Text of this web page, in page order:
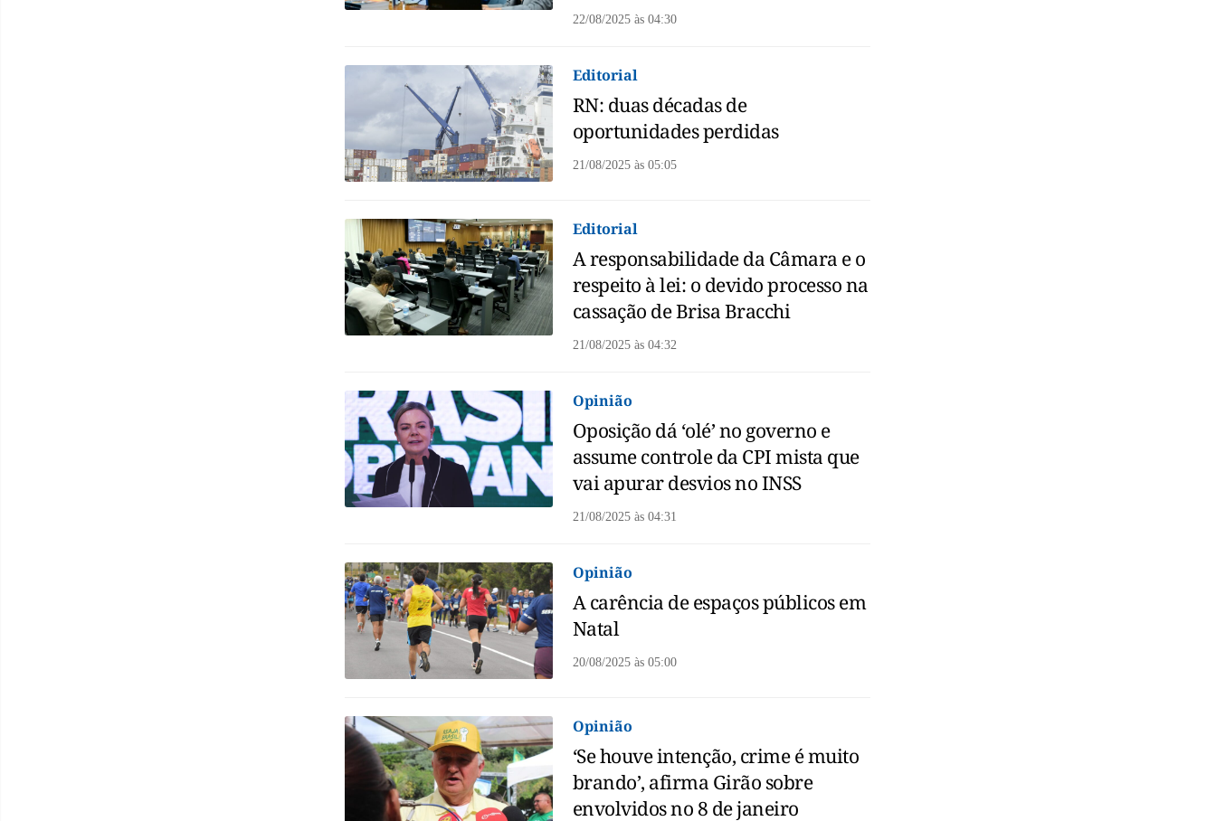
22/08/2025 às04:30
Editorial
RN: duas décadas de
oportunidades perdidas
21/08/2025 às05:05
Editorial
A responsabilidade da Câmara e o
respeito à lei: o devido processo na
cassação de Brisa Bracchi
21/08/2025 às04:32
Opinião
Oposição dá ‘olé’ no governo e
assume controle da CPI mista que
vai apurar desvios no INSS
21/08/2025 às04:31
Opinião
A carência de espaços públicos em
Natal
20/08/2025 às05:00
Opinião
‘Se houve intenção, crime é muito
brando’, afirma Girão sobre
envolvidos no 8 de janeiro